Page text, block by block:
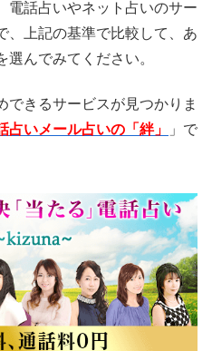
電話占いやネット占いのサー
、上記の基準で比較して、あ
んでみてください。
できるサービスが見つかりま
占いメール占いの「絆」
」で